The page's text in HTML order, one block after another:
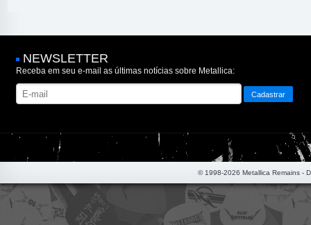
NEWSLETTER
Receba em seu e-mail as últimas notícias sobre Metallica:
© 1998-2026 Metallica Remains -